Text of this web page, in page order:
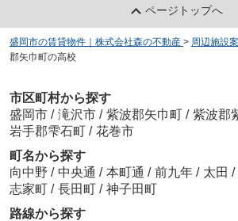
ページトップへ
盛岡市の賃貸物件｜株式会社森の不動産 > 周辺施設
郡矢巾町の高校
市区町村から探す
盛岡市 / 滝沢市 / 紫波郡矢巾町 / 紫波郡
岩手郡雫石町 / 花巻市
町名から探す
向中野 / 中央通 / 本町通 / 前九年 / 太田 /
志家町 / 長田町 / 神子田町
路線から探す